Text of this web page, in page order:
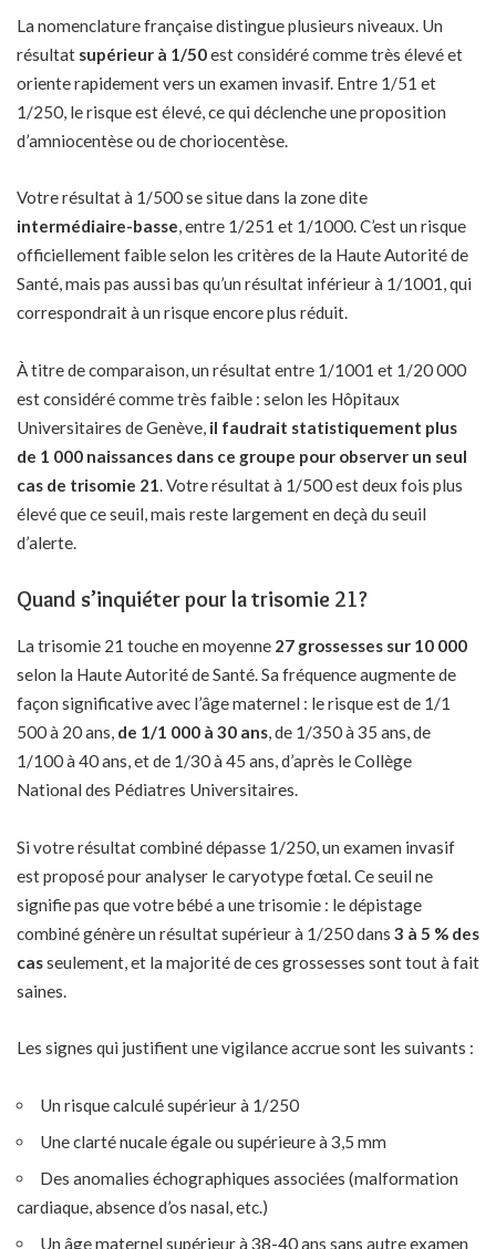
La nomenclature française distingue plusieurs niveaux. Un
résultat supérieur à 1/50est considéré comme très élevé et
oriente rapidement vers un examen invasif. Entre 1/51 et
1/250, le risque est élevé, ce qui déclenche une proposition
d’amniocentèse ou de choriocentèse.
Votre résultat à 1/500 se situe dans la zone dite
intermédiaire-basse, entre 1/251 et 1/1000. C’est un risque
officiellement faible selon les critères de la Haute Autorité de
Santé, mais pas aussi bas qu’un résultat inférieur à 1/1001, qui
correspondrait à un risque encore plus réduit.
À titre de comparaison, un résultat entre 1/1001 et 1/20 000
est considéré comme très faible : selon les Hôpitaux
Universitaires de Genève, il faudrait statistiquement plus
de 1 000 naissances dans ce groupe pour observer un seul
cas de trisomie 21. Votre résultat à 1/500 est deux fois plus
élevé que ce seuil, mais reste largement en deçà du seuil
d’alerte.
Quand s’inquiéter pour la trisomie 21?
La trisomie 21 touche en moyenne 27 grossesses sur 10 000
selon la Haute Autorité de Santé. Sa fréquence augmente de
façon significative avec l’âge maternel : le risque est de 1/1
500 à 20 ans, de 1/1 000 à 30 ans, de 1/350 à 35 ans, de
1/100 à 40 ans, et de 1/30 à 45 ans, d’après le Collège
National des Pédiatres Universitaires.
Si votre résultat combiné dépasse 1/250, un examen invasif
est proposé pour analyser le caryotype fœtal.Ce seuil ne
signifie pas que votre bébé a une trisomie : le dépistage
combiné génère un résultat supérieur à 1/250 dans 3 à 5 % des
casseulement, et la majorité de ces grossesses sont tout à fait
saines.
Les signes qui justifient une vigilance accrue sont les suivants :
Un risque calculé supérieur à 1/250
Une clarté nucale égale ou supérieure à 3,5 mm
Des anomalies échographiques associées (malformation
cardiaque, absence d’os nasal, etc.)
Un âge maternel supérieur à 38-40 ans sans autre examen